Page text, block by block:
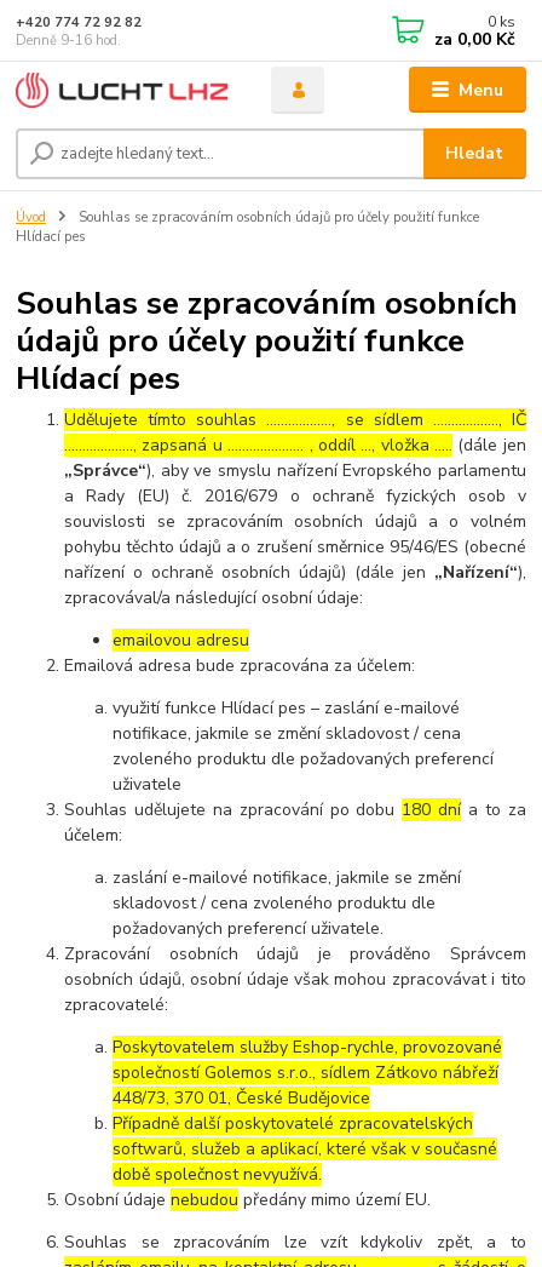
Menu
Hledat
+420 774 72 92 82
Denně 9-16 hod.
0 ks
za 0,00 Kč
Úvod
Souhlas se zpracováním osobních údajů pro účely použití funkce
Hlídací pes
Souhlas se zpracováním osobních
údajů pro účely použití funkce
Hlídací pes
Udělujete tímto souhlas ……………..., se sídlem ………………, IČ
………………., zapsaná u ………………… , oddíl …, vložka ….. (dále jen
„Správce“), aby ve smyslu nařízení Evropského parlamentu
a Rady (EU) č. 2016/679 o ochraně fyzických osob v
souvislosti se zpracováním osobních údajů a o volném
pohybu těchto údajů a o zrušení směrnice 95/46/ES (obecné
nařízení o ochraně osobních údajů) (dále jen „Nařízení“),
zpracovával/a následující osobní údaje:
emailovou adresu
Emailová adresa bude zpracována za účelem:
využití funkce Hlídací pes – zaslání e-mailové
notifikace, jakmile se změní skladovost / cena
zvoleného produktu dle požadovaných preferencí
uživatele
Souhlas udělujete na zpracování po dobu 180 dnía to za
účelem:
zaslání e-mailové notifikace, jakmile se změní
skladovost / cena zvoleného produktu dle
požadovaných preferencí uživatele.
Zpracování osobních údajů je prováděno Správcem
osobních údajů, osobní údaje však mohou zpracovávat i tito
zpracovatelé:
Poskytovatelem služby Eshop-rychle, provozované
společností Golemos s.r.o., sídlem Zátkovo nábřeží
448/73, 370 01, České Budějovice
Případně další poskytovatelé zpracovatelských
softwarů, služeb a aplikací, které však v současné
době společnost nevyužívá.
Osobní údajenebudou předány mimo území EU.
Souhlas se zpracováním lze vzít kdykoliv zpět, a to